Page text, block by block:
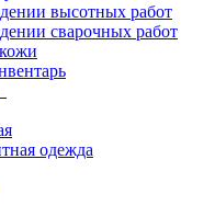
высотных работ
сварочных работ
одежда